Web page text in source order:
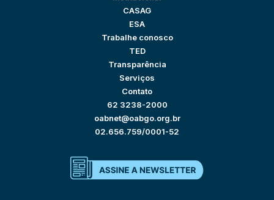
CASAG
ESA
Trabalhe conosco
TED
Transparência
Serviços
Contato
62 3238-2000
oabnet@oabgo.org.br
02.656.759/0001-52